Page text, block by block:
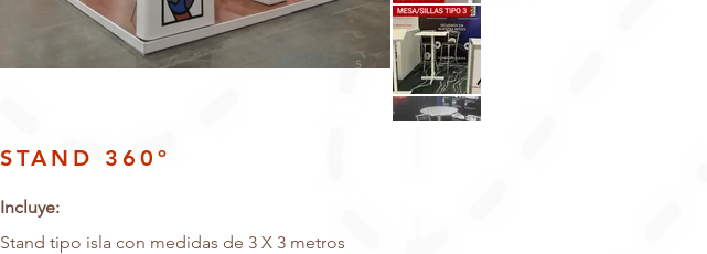
STAND 360º
Incluye:
Stand tipo isla con medidas de 3 X 3 metros